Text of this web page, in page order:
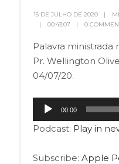
15 DE JULHO DE 2020
00:43:07
0
Palavra ministrada
Pr. Wellington
04/07/20.
Tocador
de
áudio
00:00
Podcast: Play in
Subscribe: Apple